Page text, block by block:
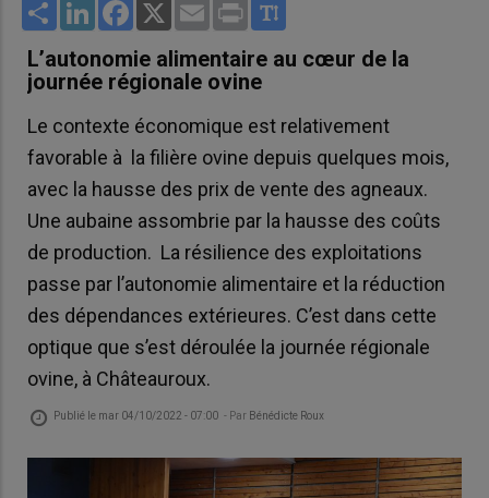
Share LinkedInFacebook
X Email Print
L’autonomie alimentaire au cœur de la
journée régionale ovine
Le contexte économique est relativement
favorable à la filière ovine depuis quelques mois,
avec la hausse des prix de vente des agneaux.
Une aubaine assombrie par la hausse des coûts
de production. La résilience des exploitations
passe par l’autonomie alimentaire et la réduction
des dépendances extérieures. C’est dans cette
optique que s’est déroulée la journée régionale
ovine, à Châteauroux.
Publié le mar 04/10/2022 - 07:00 - Par Bénédicte Roux